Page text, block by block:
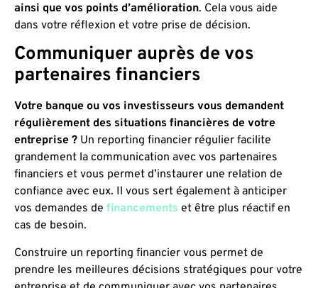
ainsi que vos points d’amélioration. Cela vous aide
dans votre réflexion et votre prise de décision.
Communiquer auprès de vos
partenaires financiers
Votre banque ou vos investisseurs vous demandent
régulièrement des situations financières de votre
entreprise ? Un reporting financier régulier facilite
grandement la communication avec vos partenaires
financiers et vous permet d’instaurer une relation de
confiance avec eux. Il vous sert également à anticiper
vos demandes de financements et être plus réactif en
cas de besoin.
Construire un reporting financier vous permet de
prendre les meilleures décisions stratégiques pour votre